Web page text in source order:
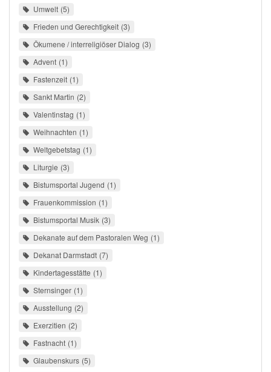
Umwelt 5
Frieden und Gerechtigkeit 3
Ökumene / interreligiöser Dialog 3
Advent 1
Fastenzeit 1
Sankt Martin 2
Valentinstag 1
Weihnachten 1
Weltgebetstag 1
Liturgie 3
Bistumsportal Jugend 1
Frauenkommission 1
Bistumsportal Musik 3
Dekanate auf dem Pastoralen Weg 1
Dekanat Darmstadt 7
Kindertagesstätte 1
Sternsinger 1
Ausstellung 2
Exerzitien 2
Fastnacht 1
Glaubenskurs 5